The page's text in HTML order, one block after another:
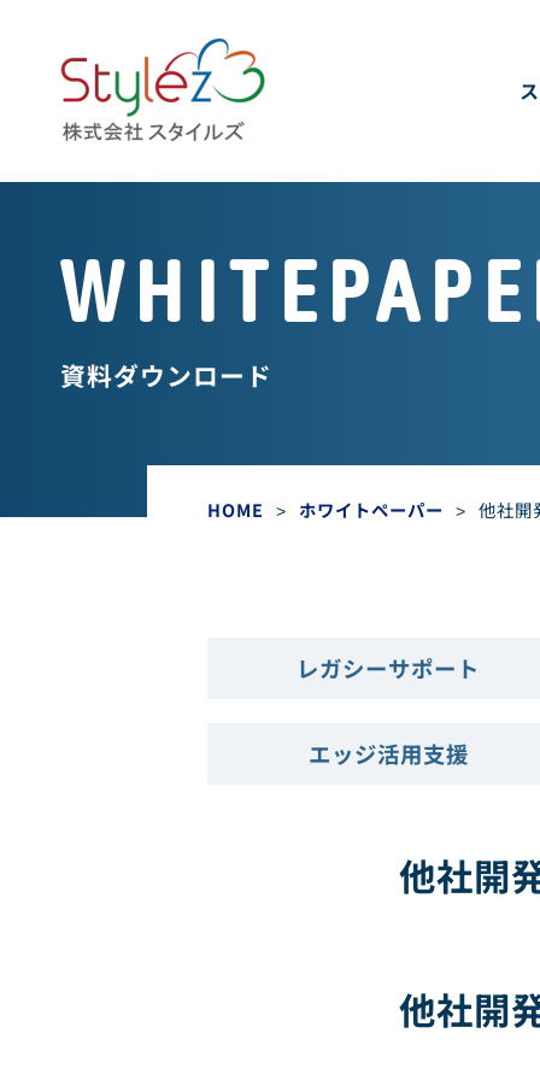
HOME > ホワイトペーパー > 他社開
資料ダウンロード
レガシーサポート
エッジ活用支援
他社開
他社開